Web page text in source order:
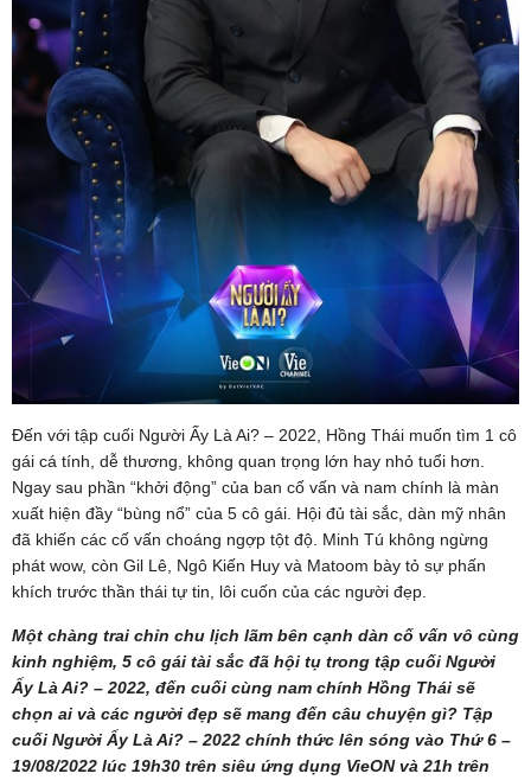
Đến với tập cuối Người Ấy Là Ai? – 2022, Hồng Thái muốn tìm 1 cô
gái cá tính, dễ thương, không quan trọng lớn hay nhỏ tuổi hơn.
Ngay sau phần “khởi động” của ban cố vấn và nam chính là màn
xuất hiện đầy “bùng nổ” của 5 cô gái. Hội đủ tài sắc, dàn mỹ nhân
đã khiến các cố vấn choáng ngợp tột độ. Minh Tú không ngừng
phát wow, còn Gil Lê, Ngô Kiến Huy và Matoom bày tỏ sự phấn
khích trước thần thái tự tin, lôi cuốn của các người đẹp.
Một chàng trai chỉn chu lịch lãm bên cạnh dàn cố vấn vô cùng
kinh nghiệm, 5 cô gái tài sắc đã hội tụ trong tập cuối Người
Ấy Là Ai? – 2022, đến cuối cùng nam chính Hồng Thái sẽ
chọn ai và các người đẹp sẽ mang đến câu chuyện gì? Tập
cuối Người Ấy Là Ai? – 2022 chính thức lên sóng vào Thứ 6 –
19/08/2022 lúc 19h30 trên siêu ứng dụng VieON và 21h trên